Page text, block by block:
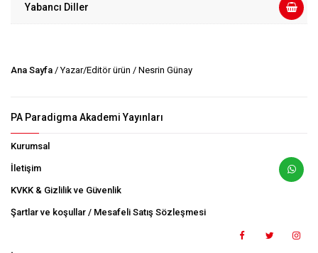
Yabancı Diller
Ana Sayfa / Yazar/Editör ürün / Nesrin Günay
PA Paradigma Akademi Yayınları
Kurumsal
İletişim
KVKK & Gizlilik ve Güvenlik
Şartlar ve koşullar / Mesafeli Satış Sözleşmesi